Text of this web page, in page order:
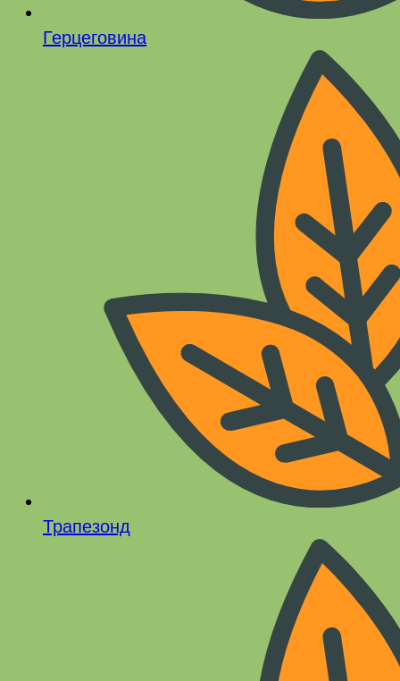
Герцеговина
Трапезонд